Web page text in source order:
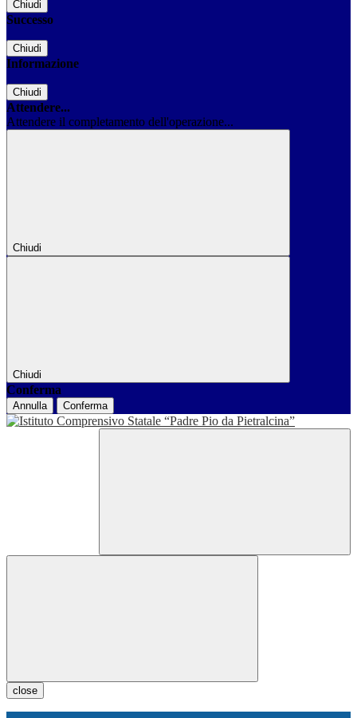
Chiudi
Successo
Chiudi
Informazione
Chiudi
Attendere...
Attendere il completamento dell'operazione...
Chiudi
Chiudi
Conferma
Annulla Conferma
close